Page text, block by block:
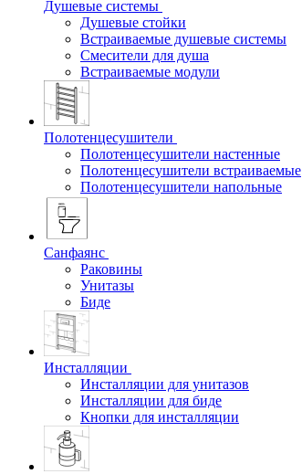
Душевые системы
Душевые стойки
Встраиваемые душевые системы
Смесители для душа
Встраиваемые модули
Полотенцесушители
Полотенцесушители настенные
Полотенцесушители встраиваемые
Полотенцесушители напольные
Санфаянс
Раковины
Унитазы
Биде
Инсталляции
Инсталляции для унитазов
Инсталляции для биде
Кнопки для инсталляции